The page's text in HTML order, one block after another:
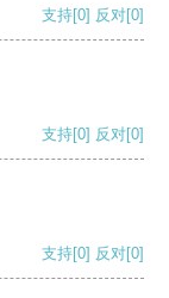
支持[0] 反对[0]
支持[0] 反对[0]
支持[0] 反对[0]